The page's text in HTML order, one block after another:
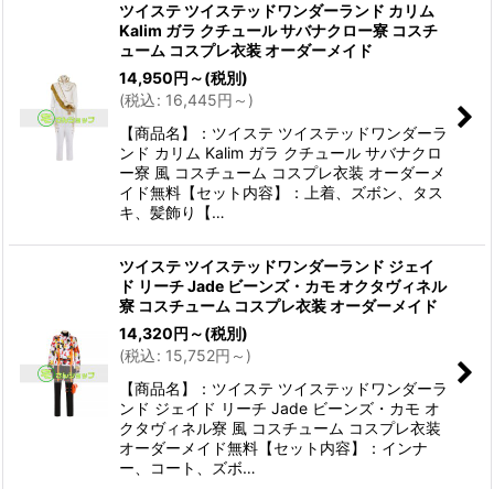
ツイステ ツイステッドワンダーランド カリム
Kalim ガラ クチュール サバナクロー寮 コスチ
ューム コスプレ衣装 オーダーメイド
14,950 円 ～(税別)
(税込: 16,445円 ～ )
【商品名】：ツイステ ツイステッドワンダーラ
ンド カリム Kalim ガラ クチュール サバナクロ
ー寮 風 コスチューム コスプレ衣装 オーダーメ
イド無料【セット内容】：上着、ズボン、タス
キ、髪飾り【…
ツイステ ツイステッドワンダーランド ジェイ
ド リーチ Jade ビーンズ・カモ オクタヴィネル
寮 コスチューム コスプレ衣装 オーダーメイド
14,320 円 ～(税別)
(税込: 15,752円 ～ )
【商品名】：ツイステ ツイステッドワンダーラ
ンド ジェイド リーチ Jade ビーンズ・カモ オ
クタヴィネル寮 風 コスチューム コスプレ衣装
オーダーメイド無料【セット内容】：インナ
ー、コート、ズボ…